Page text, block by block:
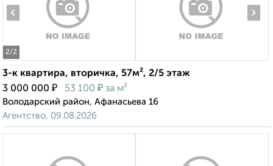
2/2
‹ ›
3-к квартира, вторичка, 57м², 2/5 этаж
3 000 000 ₽ 53 100 ₽ за м²
Володарский район, Афанасьева 16
Агентство, 09.08.2026